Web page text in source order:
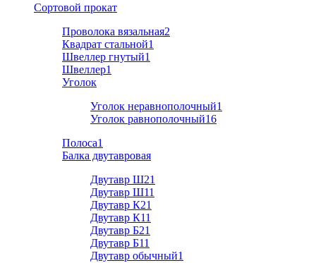
Cортовой прокат
Проволока вязальная2
Квадрат стальной1
Швеллер гнутый1
Швеллер1
Уголок
Уголок неравнополочный1
Уголок равнополочный16
Полоса1
Балка двутавровая
Двутавр Ш21
Двутавр Ш11
Двутавр К21
Двутавр К11
Двутавр Б21
Двутавр Б11
Двутавр обычный1